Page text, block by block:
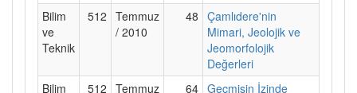
Bilim
ve
Teknik
512 Temmuz
/ 2010
48 Çamlıdere'nin
Mimari, Jeolojik ve
Jeomorfolojik
Değerleri
Bilim
512 Temmuz
64 Geçmişin İzinde